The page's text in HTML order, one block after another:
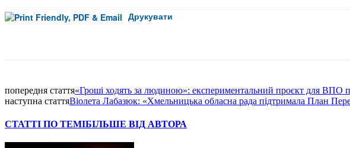
Друкувати
попередня стаття«Гроші ходять за людиною»: експериментальний проєкт для ВПО
наступна статтяВіолета Лабазюк: «Хмельницька обласна рада підтримала План
СТАТТІ ПО ТЕМІБІЛЬШЕ ВІД АВТОРА